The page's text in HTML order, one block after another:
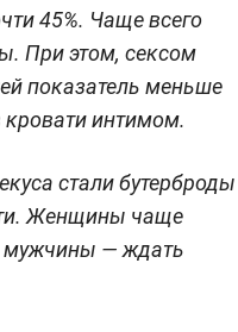
45%. Чаще всего
При этом, сексом
показатель меньше
кровати интимом.
стали бутерброды
Женщины чаще
мужчины — ждать